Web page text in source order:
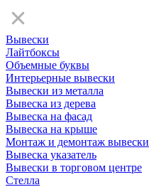
Вывески
Лайтбоксы
Объемные буквы
Интерьерные вывески
Вывески из металла
Вывеска из дерева
Вывеска на фасад
Вывеска на крыше
Монтаж и демонтаж вывески
Вывеска указатель
Вывески в торговом центре
Стелла